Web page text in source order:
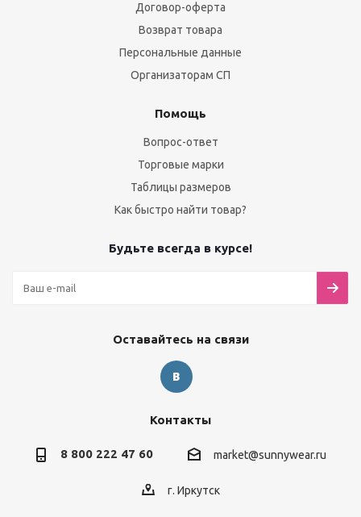
Договор-оферта
Возврат товара
Персональные данные
Организаторам СП
Помощь
Вопрос-ответ
Торговые марки
Таблицы размеров
Как быстро найти товар?
Будьте всегда в курсе!
Оставайтесь на связи
Контакты
8 800 222 47 60 market@sunnywear.ru
г. Иркутск